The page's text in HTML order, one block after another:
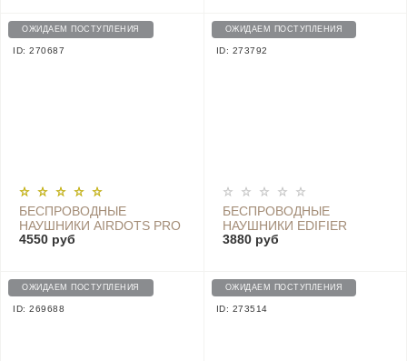
ОЖИДАЕМ ПОСТУПЛЕНИЯ
ID: 270687
БЕСПРОВОДНЫЕ
НАУШНИКИ AIRDOTS PRO
2
4550 руб
ОЖИДАЕМ ПОСТУПЛЕНИЯ
ID: 273792
БЕСПРОВОДНЫЕ
НАУШНИКИ EDIFIER
W830BT, ЧЕРНЫЙ CN
3880 руб
ОЖИДАЕМ ПОСТУПЛЕНИЯ
ID: 269688
ОЖИДАЕМ ПОСТУПЛЕНИЯ
ID: 273514